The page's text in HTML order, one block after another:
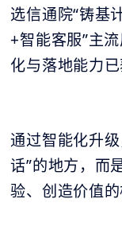
选信通院“铸基
+智能客服”主
化与落地能力已
通过智能化升
话”的地方，而
验、创造价值的